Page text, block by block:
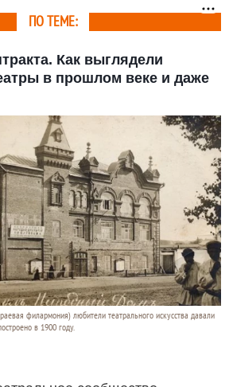
ПО ТЕМЕ:
Как выглядели
в прошлом веке и даже
филармония) любители театрального искусства давали
в 1900 году.